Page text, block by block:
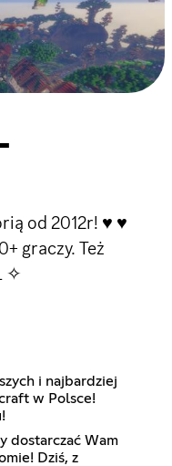
od 2012r! ♥ ♥
graczy. Też
✧
i najbardziej
w Polsce!
dostarczać Wam
Dziś, z